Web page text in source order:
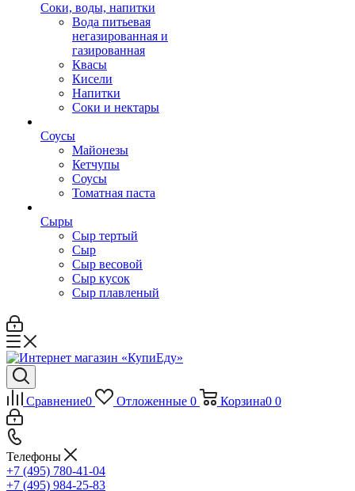
Соки, воды, напитки
Вода питьевая
негазированная и
газированная
Квасы
Кисели
Напитки
Соки и нектары
Соусы
Майонезы
Кетчупы
Соусы
Томатная паста
Сыры
Сыр тертый
Сыр
Сыр весовой
Сыр кусок
Сыр плавленый
Сравнение0 Отложенные 0 Корзина0 0
Телефоны
+7 (495) 780-41-04
+7 (495) 984-25-83